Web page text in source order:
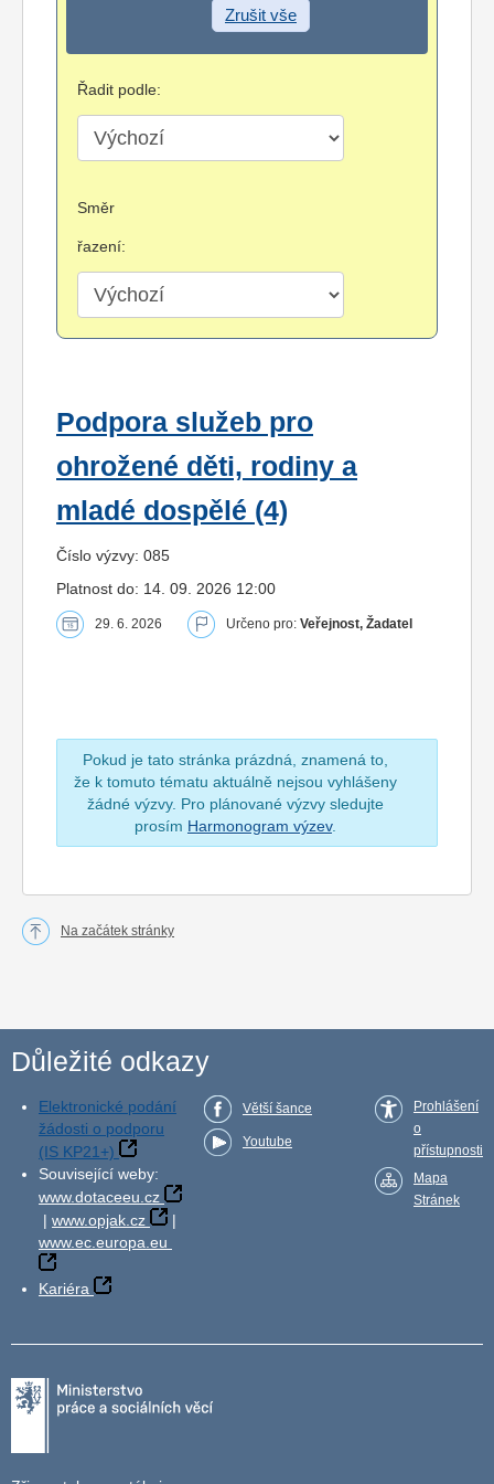
Zrušit vše
Řadit podle:
Směr
řazení:
Podpora služeb pro
ohrožené děti, rodiny a
mladé dospělé (4)
Číslo výzvy: 085
Platnost do: 14. 09. 2026 12:00
29. 6. 2026 Určeno pro: Veřejnost, Žadatel
Pokud je tato stránka prázdná, znamená to,
že k tomuto tématu aktuálně nejsou vyhlášeny
žádné výzvy. Pro plánované výzvy sledujte
prosím Harmonogram výzev.
Na začátek stránky
Důležité odkazy
Elektronické podání
žádosti o podporu
(IS KP21+)
Související weby:
www.dotaceeu.cz
| www.opjak.cz
|
www.ec.europa.eu
Kariéra
Větší šance
Youtube
Prohlášení
o
přístupnosti
Mapa
Stránek